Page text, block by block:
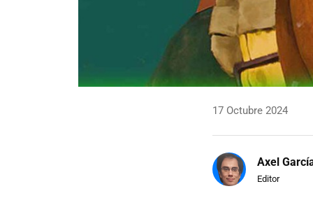
17 Octubre 2024
Axel
Editor